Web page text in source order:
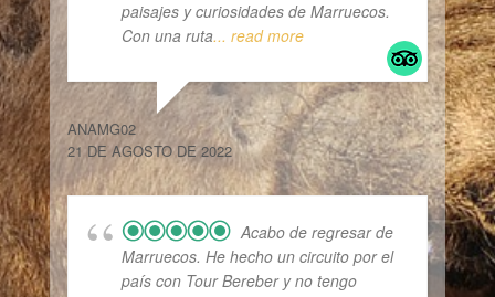
paisajes y curiosidades de Marruecos.
Con una ruta... read more
ANAMG02
21 DE AGOSTO DE 2022
Acabo de regresar de
Marruecos. He hecho un circuito por el
país con Tour Bereber y no tengo